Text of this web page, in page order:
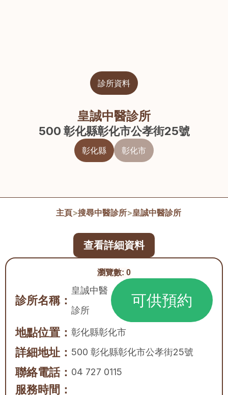
診所資料
皇誠中醫診所
500 彰化縣彰化市公孝街25號
彰化縣 彰化市
主頁>搜尋中醫診所>皇誠中醫診所
瀏覽數: 0
診所名稱：
皇誠中醫
診所
可供預約
地點位置： 彰化縣彰化市
詳細地址： 500 彰化縣彰化市公孝街25號
聯絡電話： 04 727 0115
服務時間：
查看詳細資料